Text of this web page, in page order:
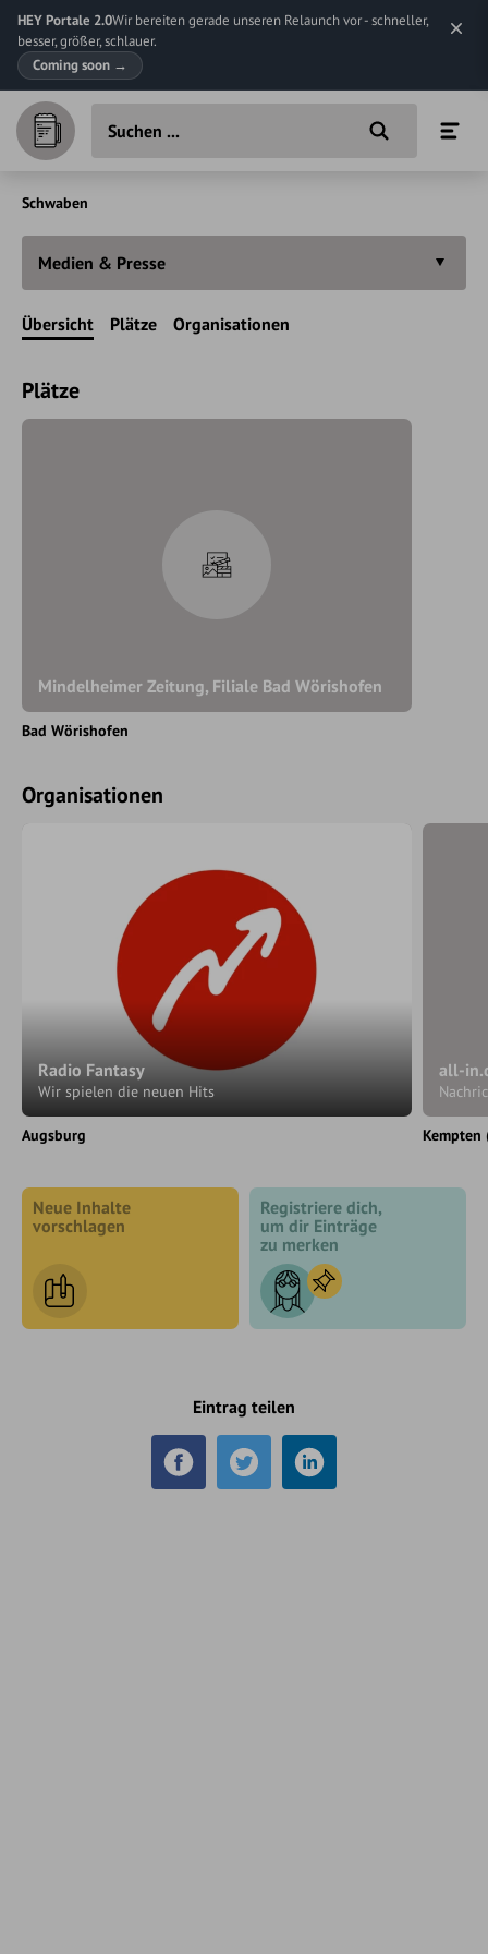
HEY Portale 2.0Wir bereiten gerade unseren Relaunch vor - schneller,
besser, größer, schlauer.
Coming soon →
Schwaben
Medien & Presse
Übersicht Plätze Organisationen
Plätze
Mindelheimer Zeitung, Filiale Bad Wörishofen
Bad Wörishofen
Organisationen
Radio Fantasy
Wir spielen die neuen Hits
Augsburg
all-
Kempten
Neue Inhalte
vorschlagen
Registriere dich,
um dir Einträge
zu merken
Eintrag teilen